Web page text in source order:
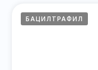
БАЦИЛТРАФИЛ